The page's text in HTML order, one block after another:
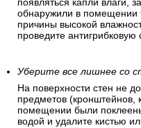
появляться капли влаги,
обнаружили в помещении
причины высокой
проведите антигрибковую
Уберите все лишнее со
На поверхности стен не
предметов (кронштейнов,
помещении были
водой и удалите кистью